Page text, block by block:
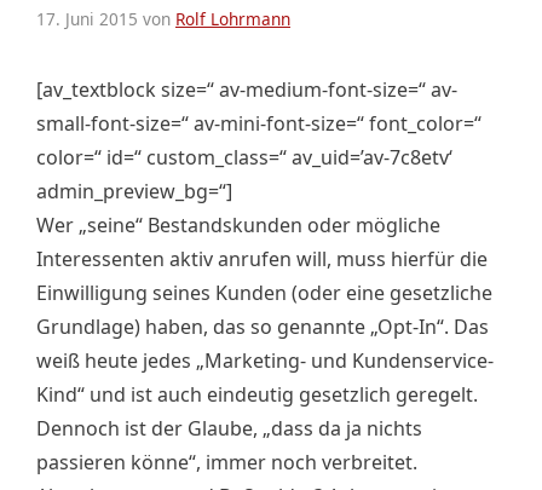
17. Juni 2015 von Rolf Lohrmann
[av_textblock size=“ av-medium-font-size=“ av-
small-font-size=“ av-mini-font-size=“ font_color=“
color=“ id=“ custom_class=“ av_uid=’av-7c8etv‘
admin_preview_bg=“]
Wer „seine“ Bestandskunden oder mögliche
Interessenten aktiv anrufen will, muss hierfür die
Einwilligung seines Kunden (oder eine gesetzliche
Grundlage) haben, das so genannte „Opt-In“. Das
weiß heute jedes „Marketing- und Kundenservice-
Kind“ und ist auch eindeutig gesetzlich geregelt.
Dennoch ist der Glaube, „dass da ja nichts
passieren könne“, immer noch verbreitet.